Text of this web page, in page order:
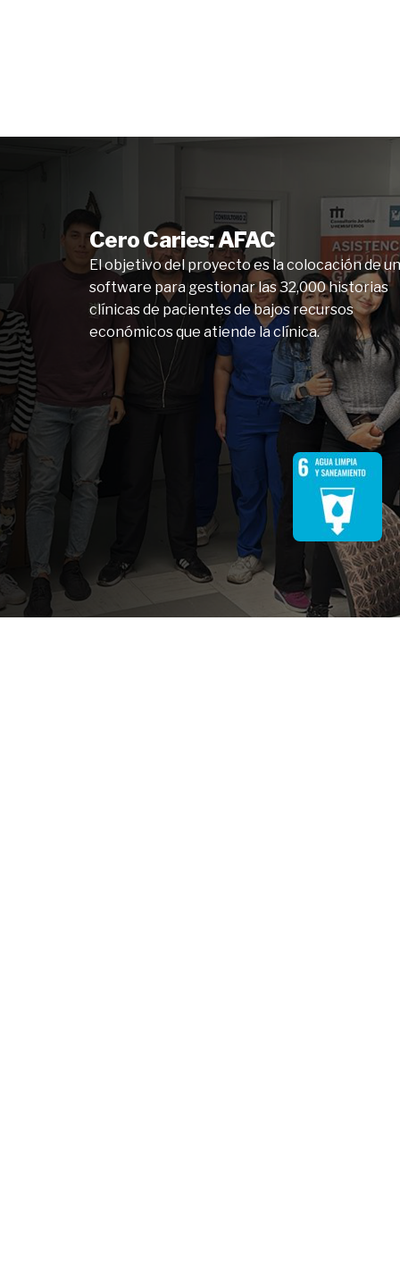
Cero Caries: AFAC
El objetivo del proyecto es la colocación de un
software para gestionar las 32,000 historias
clínicas de pacientes de bajos recursos
económicos que atiende la clínica.